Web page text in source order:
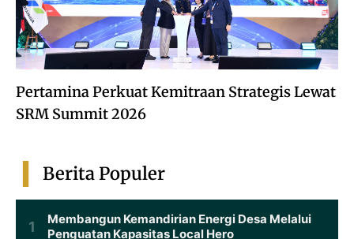
Pertamina Perkuat Kemitraan Strategis Lewat
SRM Summit 2026
Berita Populer